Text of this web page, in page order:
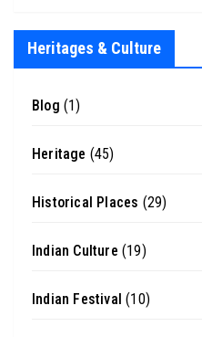
Heritages & Culture
Blog (1)
Heritage (45)
Historical Places (29)
Indian Culture (19)
Indian Festival (10)